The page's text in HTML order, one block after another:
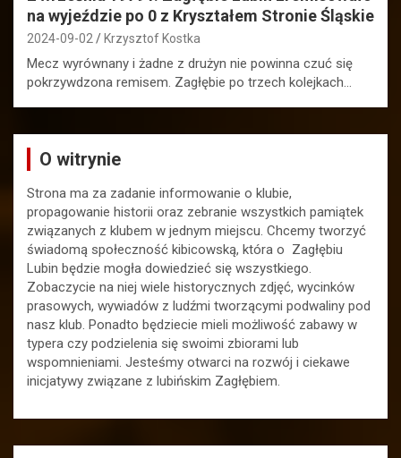
na wyjeździe po 0 z Kryształem Stronie Śląskie
2024-09-02 Krzysztof Kostka
Mecz wyrównany i żadne z drużyn nie powinna czuć się
pokrzywdzona remisem. Zagłębie po trzech kolejkach…
O witrynie
Strona ma za zadanie informowanie o klubie,
propagowanie historii oraz zebranie wszystkich pamiątek
związanych z klubem w jednym miejscu. Chcemy tworzyć
świadomą społeczność kibicowską, która o Zagłębiu
Lubin będzie mogła dowiedzieć się wszystkiego.
Zobaczycie na niej wiele historycznych zdjęć, wycinków
prasowych, wywiadów z ludźmi tworzącymi podwaliny pod
nasz klub. Ponadto będziecie mieli możliwość zabawy w
typera czy podzielenia się swoimi zbiorami lub
wspomnieniami. Jesteśmy otwarci na rozwój i ciekawe
inicjatywy związane z lubińskim Zagłębiem.